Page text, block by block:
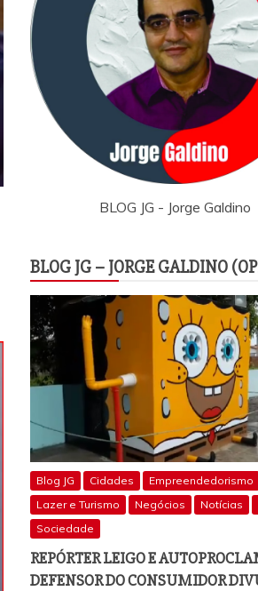
BLOG JG - Jorge Galdino
BLOG JG – JORGE GALDINO
Blog JG Cidades
Empreendedorismo
Lazer e Turismo
Negócios Notícias
Sociedade
REPÓRTER LEIGO E
DEFENSOR DO CONSUMIDOR